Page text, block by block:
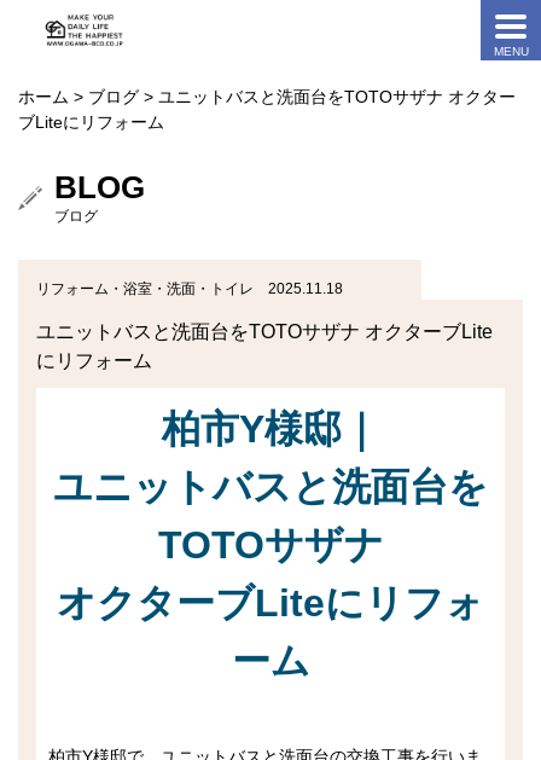
ホーム > ブログ > ユニットバスと洗面台をTOTOサザナ オクター
ブLiteにリフォーム
BLOG
ブログ
リフォーム・浴室・洗面・トイレ 2025.11.18
ユニットバスと洗面台をTOTOサザナ オクターブLite
にリフォーム
柏市Y様邸｜
ユニットバスと洗面台を
TOTOサザナ
オクターブLiteにリフォ
ーム